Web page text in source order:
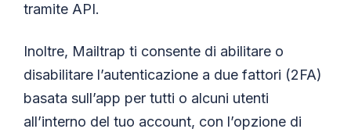
tramite API.
Inoltre, Mailtrap ti consente di abilitare o
disabilitare l’autenticazione a due fattori (2FA)
basata sull’app per tutti o alcuni utenti
all’interno del tuo account, con l’opzione di